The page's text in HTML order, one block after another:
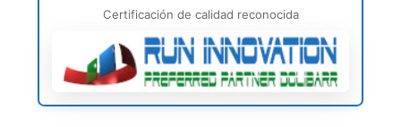
Certificación de calidad reconocida